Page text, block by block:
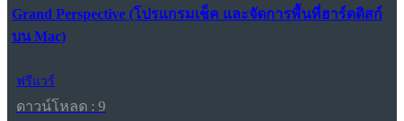
Grand Perspective (โปรแกรมเช็ค และจัดการพื้นที่ฮาร์ดดิสก์
บน Mac)
ฟรีแวร์
ดาวน์โหลด : 9